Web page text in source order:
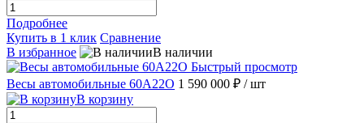
Подробнее
Купить в 1 клик Сравнение
В избранное
В наличии
Быстрый просмотр
Весы автомобильные 60А22О 1 590 000 ₽ / шт
В корзину